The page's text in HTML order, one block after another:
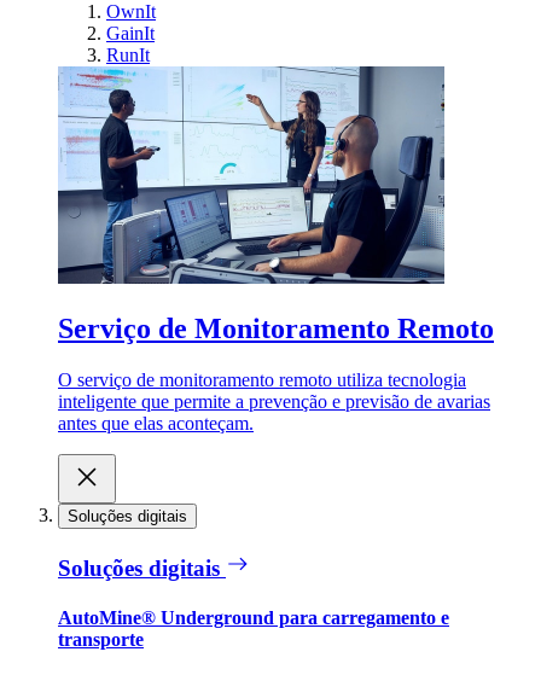
OwnIt
GainIt
RunIt
Serviço de Monitoramento Remoto
O serviço de monitoramento remoto utiliza tecnologia
inteligente que permite a prevenção e previsão de avarias
antes que elas aconteçam.
Soluções digitais
Soluções digitais
AutoMine® Underground para carregamento e
transporte